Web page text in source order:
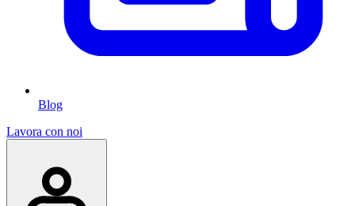
Blog
Lavora con noi